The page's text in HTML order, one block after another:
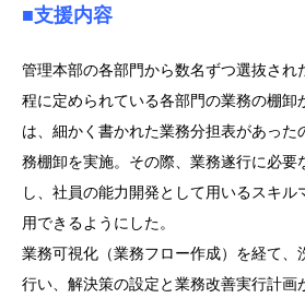
■支援内容
管理本部の各部門から数名ずつ選抜され
程に定められている各部門の業務の棚卸
は、細かく書かれた業務分担表があった
務棚卸を実施。その際、業務遂行に必要
し、社員の能力開発として用いるスキル
用できるようにした。
業務可視化（業務フロー作成）を経て、
行い、解決策の設定と業務改善実行計画